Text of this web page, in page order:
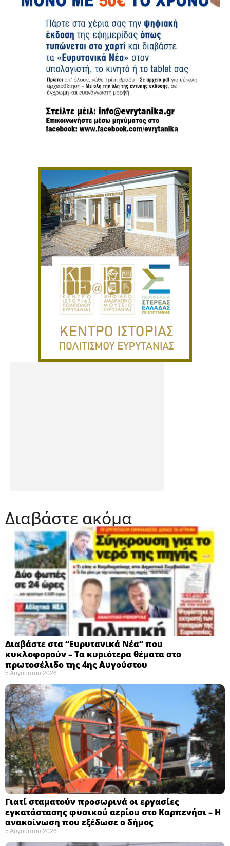
Διαβάστε ακόμα
Διαβάστε στα “Ευρυτανικά Νέα” που
κυκλοφορούν – Τα κυριότερα θέματα στο
πρωτοσέλιδο της 4ης Αυγούστου
5 Αυγούστου 2026
Γιατί σταματούν προσωρινά οι εργασίες
εγκατάστασης φυσικού αερίου στο Καρπενήσι – Η
ανακοίνωση που εξέδωσε ο δήμος
5 Αυγούστου 2026